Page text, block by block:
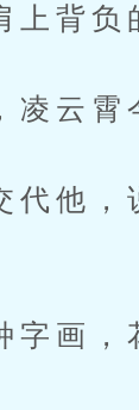
负的
霄今
，说
，花